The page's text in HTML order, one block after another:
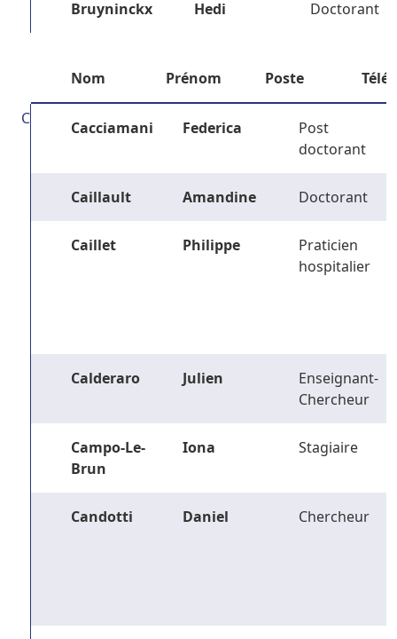
Bruyninckx Hedi Doctorant
Nom Prénom Poste
C Cacciamani Federica
Post
doctorant
Caillault Amandine Doctorant
Caillet Philippe
Praticien
hospitalier
Calderaro Julien
Enseignant-
Chercheur
Campo-Le-
Brun
Iona Stagiaire
Candotti Daniel Chercheur